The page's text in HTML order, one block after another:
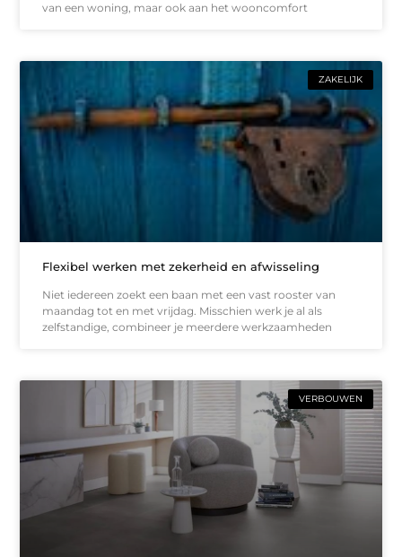
van een woning, maar ook aan het wooncomfort
ZAKELIJK
Flexibel werken met zekerheid en afwisseling
Niet iedereen zoekt een baan met een vast rooster van
maandag tot en met vrijdag. Misschien werk je al als
zelfstandige, combineer je meerdere werkzaamheden
VERBOUWEN